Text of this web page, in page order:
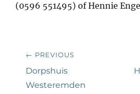
(0596 551495) of Hennie
Bericht
navigatie
← PREVIOUS
Previous
post:
Dorpshuis
Westeremden